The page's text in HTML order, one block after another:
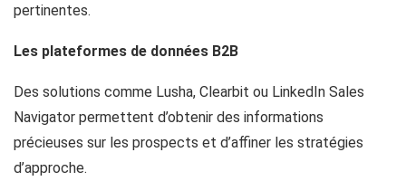
pertinentes.
Les plateformes de données B2B
Des solutions comme Lusha, Clearbit ou LinkedIn Sales
Navigator permettent d’obtenir des informations
précieuses sur les prospects et d’affiner les stratégies
d’approche.